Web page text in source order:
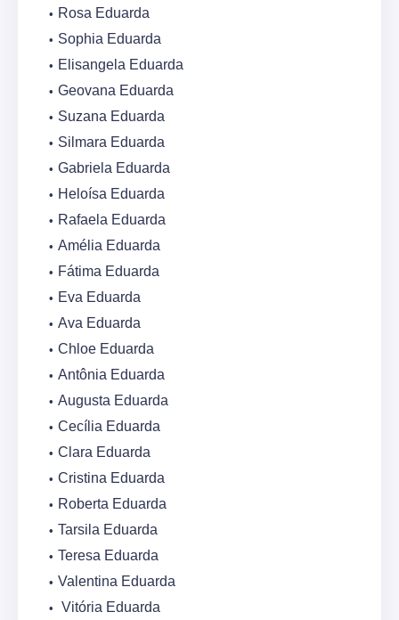
Rosa Eduarda
Sophia Eduarda
Elisangela Eduarda
Geovana Eduarda
Suzana Eduarda
Silmara Eduarda
Gabriela Eduarda
Heloísa Eduarda
Rafaela Eduarda
Amélia Eduarda
Fátima Eduarda
Eva Eduarda
Ava Eduarda
Chloe Eduarda
Antônia Eduarda
Augusta Eduarda
Cecília Eduarda
Clara Eduarda
Cristina Eduarda
Roberta Eduarda
Tarsila Eduarda
Teresa Eduarda
Valentina Eduarda
Vitória Eduarda